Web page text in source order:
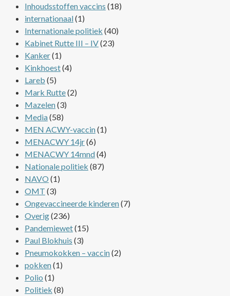
Inhoudsstoffen vaccins (18)
internationaal(1)
Internationale politiek (40)
Kabinet Rutte III – IV(23)
Kanker(1)
Kinkhoest(4)
Lareb (5)
Mark Rutte(2)
Mazelen(3)
Media(58)
MEN ACWY-vaccin(1)
MENACWY 14jr(6)
MENACWY 14mnd(4)
Nationale politiek (87)
NAVO (1)
OMT (3)
Ongevaccineerde kinderen(7)
Overig(236)
Pandemiewet(15)
Paul Blokhuis (3)
Pneumokokken – vaccin(2)
pokken(1)
Polio (1)
Politiek (8)